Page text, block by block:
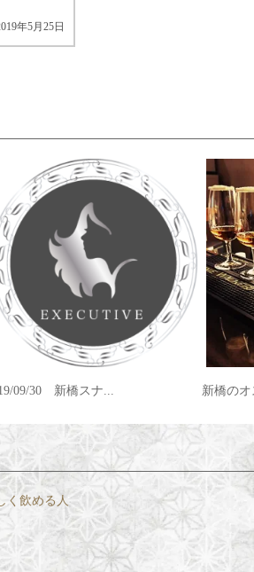
年5月25日
のオススメスナック 新橋の... 新橋ス
く飲める人